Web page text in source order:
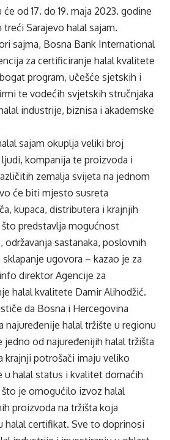
će od 17. do 19. maja 2023. godine
treći Sarajevo halal sajam.
sajma, Bosna Bank International
za certificiranje halal kvalitete
program, učešće sjetskih i
te vodećih svjetskih stručnjaka
industrije, biznisa i akademske
sajam okuplja veliki broj
kompanija te proizvoda i
zemalja svijeta na jednom
će biti mjesto susreta
kupaca, distributera i krajnjih
predstavlja mogućnost
održavanja sastanaka, poslovnih
ugovora – kazao je za
direktor Agencije za
halal kvalitete Damir Alihodžić.
da Bosna i Hercegovina
najuređenije halal tržište u regionu
jedno od najuređenijih halal tržišta
krajnji potrošači imaju veliko
u halal status i kvalitet domaćih
je omogućilo izvoz halal
proizvoda na tržišta koja
halal certifikat. Sve to doprinosi